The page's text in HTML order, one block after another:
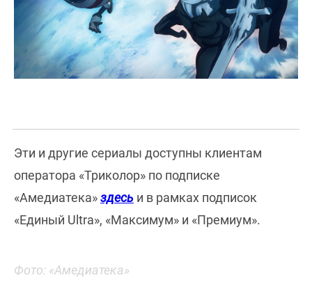
Эти и другие сериалы доступны клиентам
оператора «Триколор» по подписке
«Амедиатека»здесь и в рамках подписок
«Единый Ultra», «Максимум» и «Премиум».
Фото: «Амедиатека»